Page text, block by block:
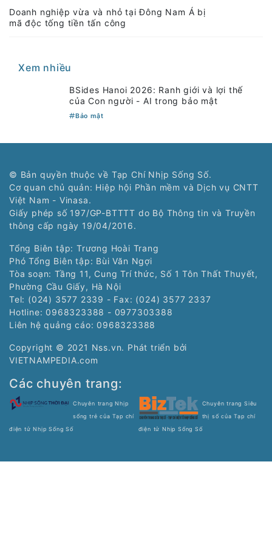
Doanh nghiệp vừa và nhỏ tại Đông Nam Á bị
mã độc tống tiền tấn công
Xem nhiều
BSides Hanoi 2026: Ranh giới và lợi thế
của Con người - AI trong bảo mật
Bảo mật
© Bản quyền thuộc về Tạp Chí Nhịp Sống Số.
Cơ quan chủ quản: Hiệp hội Phần mềm và Dịch vụ CNTT
Việt Nam - Vinasa.
Giấy phép số 197/GP-BTTTT do Bộ Thông tin và Truyền
thông cấp ngày 19/04/2016.
Tổng Biên tập: Trương Hoài Trang
Phó Tổng Biên tập: Bùi Văn Ngợi
Tòa soạn: Tầng 11, Cung Trí thức, Số 1 Tôn Thất Thuyết,
Phường Cầu Giấy, Hà Nội
Tel: (024) 3577 2339 - Fax: (024) 3577 2337
Hotline: 0968323388 - 0977303388
Liên hệ quảng cáo: 0968323388
Copyright © 2021 Nss.vn. Phát triển bởi
VIETNAMPEDIA.com
Các chuyên trang:
Chuyên trang Nhịp
sống trẻ của Tạp chí
điện tử Nhịp Sống Số
Chuyên trang Siêu
thị số của Tạp chí
điện tử Nhịp Sống Số